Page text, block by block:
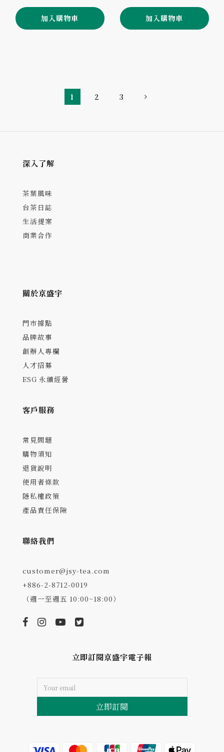
加入購物車 加入購物車
1 2 3
深入了解
茶葉風味
台茶日誌
生活提案
商業合作
關於京盛宇
門市據點
品牌故事
創辦人專欄
人才招募
ESG 永續經營
客戶服務
常見問題
購物須知
退貨說明
使用者條款
隱私權政策
產品責任保險
聯絡我們
customer@jsy-tea.com
+886-2-8712-0019
（週一至週五 10:00~18:00）
立即訂閱京盛宇電子報
立即訂閱